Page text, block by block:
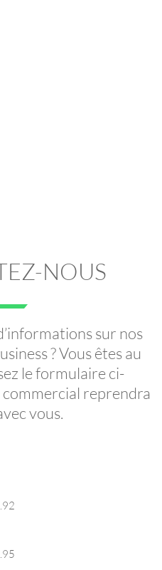
NOUS
sur nos
? Vous êtes au
le formulaire ci-
commercial reprendra
vous.